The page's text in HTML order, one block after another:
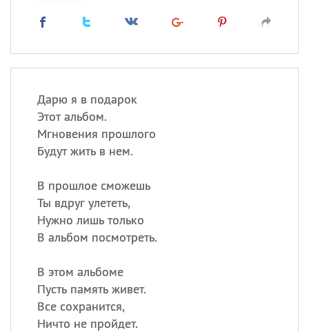
Дарю я в подарок
Этот альбом.
Мгновения прошлого
Будут жить в нем.
В прошлое сможешь
Ты вдруг улететь,
Нужно лишь только
В альбом посмотреть.
В этом альбоме
Пусть память живет.
Все сохранится,
Ничто не пройдет.